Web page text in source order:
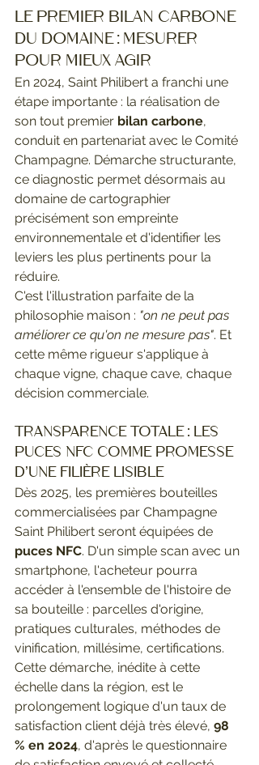
Le premier bilan carbone
du domaine : mesurer
pour mieux agir
En 2024, Saint Philibert a franchi une
étape importante : la réalisation de
son tout premier bilan carbone,
conduit en partenariat avec le Comité
Champagne. Démarche structurante,
ce diagnostic permet désormais au
domaine de cartographier
précisément son empreinte
environnementale et d'identifier les
leviers les plus pertinents pour la
réduire.
C'est l'illustration parfaite de la
philosophie maison : "on ne peut pas
améliorer ce qu'on ne mesure pas". Et
cette même rigueur s'applique à
chaque vigne, chaque cave, chaque
décision commerciale.
Transparence totale : les
puces NFC comme promesse
d'une filière lisible
Dès 2025, les premières bouteilles
commercialisées par Champagne
Saint Philibert seront équipées de
puces NFC. D'un simple scan avec un
smartphone, l'acheteur pourra
accéder à l'ensemble de l'histoire de
sa bouteille : parcelles d'origine,
pratiques culturales, méthodes de
vinification, millésime, certifications.
Cette démarche, inédite à cette
échelle dans la région, est le
prolongement logique d'un taux de
satisfaction client déjà très élevé, 98
% en 2024, d'après le questionnaire